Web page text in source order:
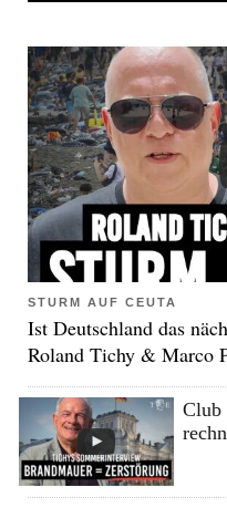
STURM AUF CEUTA
Ist Deutschland das
Roland Tichy & Marco
Club